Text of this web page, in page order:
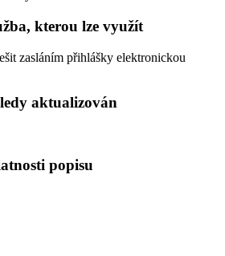
kterou lze využít
zasláním přihlášky elektronickou
aktualizován
popisu